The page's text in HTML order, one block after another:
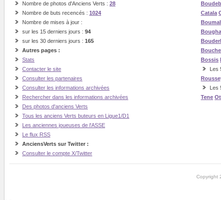
Nombre de photos d'Anciens Verts : 28
Nombre de buts recencés : 1024
Nombre de mises à jour :
sur les 15 derniers jours : 94
sur les 30 derniers jours : 165
Autres pages :
Stats
Contacter le site
Consulter les partenaires
Consulter les informations archivées
Rechercher dans les informations archivées
Des photos d'anciens Verts
Tous les anciens Verts buteurs en Ligue1/D1
Les anciennes joueuses de l'ASSE
Le flux RSS
AnciensVerts sur Twitter :
Consulter le compte X/Twitter
Catala
Boumal
Bossis
Les
Les
Tene
Copyright